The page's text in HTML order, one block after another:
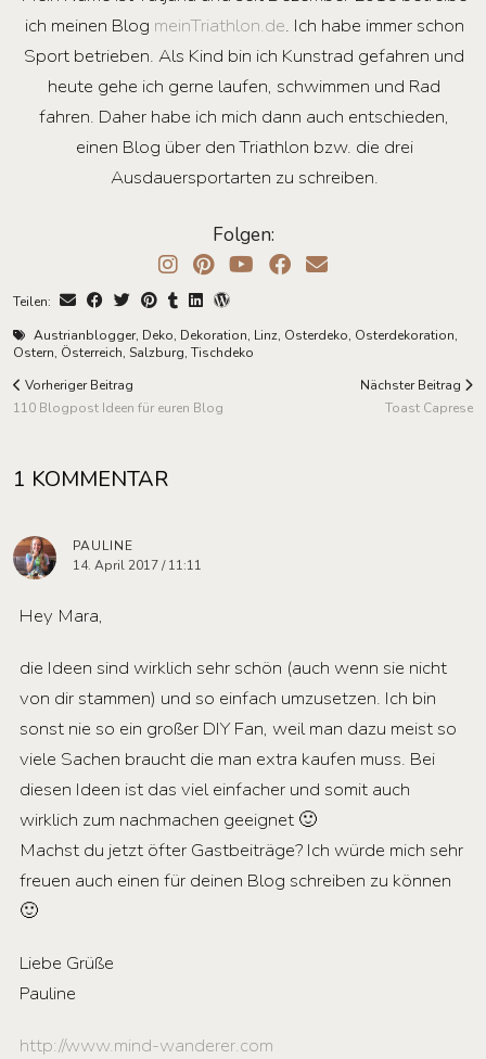
ich meinen Blog meinTriathlon.de. Ich habe immer schon
Sport betrieben. Als Kind bin ich Kunstrad gefahren und
heute gehe ich gerne laufen, schwimmen und Rad
fahren. Daher habe ich mich dann auch entschieden,
einen Blog über den Triathlon bzw. die drei
Ausdauersportarten zu schreiben.
Folgen:
Teilen:
Austrianblogger, Deko, Dekoration, Linz, Osterdeko, Osterdekoration,
Ostern, Österreich, Salzburg, Tischdeko
Vorheriger Beitrag
110 Blogpost Ideen für euren Blog
Nächster Beitrag
Toast Caprese
1 KOMMENTAR
PAULINE
14. April 2017 / 11:11
Hey Mara,
die Ideen sind wirklich sehr schön (auch wenn sie nicht
von dir stammen) und so einfach umzusetzen. Ich bin
sonst nie so ein großer DIY Fan, weil man dazu meist so
viele Sachen braucht die man extra kaufen muss. Bei
diesen Ideen ist das viel einfacher und somit auch
wirklich zum nachmachen geeignet 🙂
Machst du jetzt öfter Gastbeiträge? Ich würde mich sehr
freuen auch einen für deinen Blog schreiben zu können
🙂
Liebe Grüße
Pauline
http://www.mind-wanderer.com